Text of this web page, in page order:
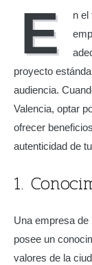
E
n el
proyecto
audiencia.
Valencia, optar
ofrecer
autenticidad de
1.
Una empresa
posee un
valores de la